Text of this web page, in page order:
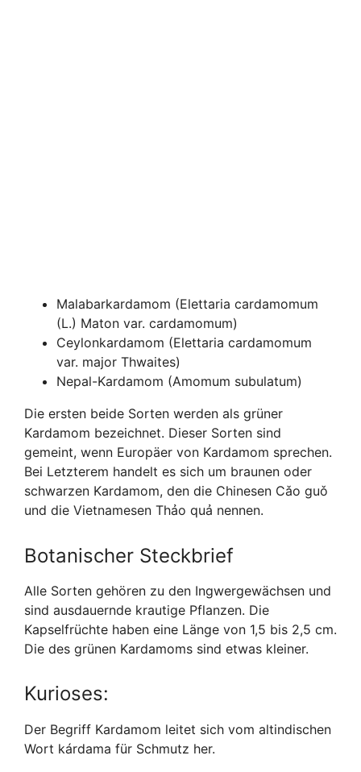
Malabarkardamom (Elettaria cardamomum
(L.) Maton var. cardamomum)
Ceylonkardamom (Elettaria cardamomum
var. major Thwaites)
Nepal-Kardamom (Amomum subulatum)
Die ersten beide Sorten werden als grüner
Kardamom bezeichnet. Dieser Sorten sind
gemeint, wenn Europäer von Kardamom sprechen.
Bei Letzterem handelt es sich um braunen oder
schwarzen Kardamom, den die Chinesen Cǎo guǒ
und die Vietnamesen Thảo quả nennen.
Botanischer Steckbrief
Alle Sorten gehören zu den Ingwergewächsen und
sind ausdauernde krautige Pflanzen. Die
Kapselfrüchte haben eine Länge von 1,5 bis 2,5 cm.
Die des grünen Kardamoms sind etwas kleiner.
Kurioses:
Der Begriff Kardamom leitet sich vom altindischen
Wort kárdama für Schmutz her.